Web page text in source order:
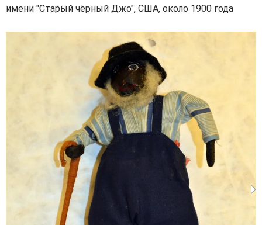
имени "Старый чёрный Джо", США, около 1900 года